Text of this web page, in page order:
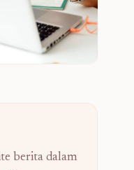
berita dalam